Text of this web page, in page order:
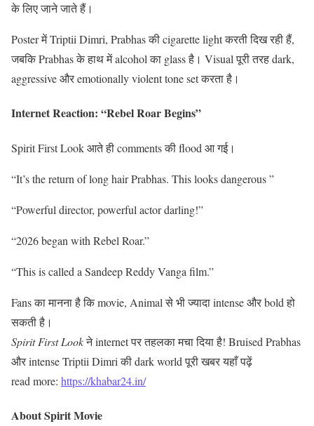
के लिए जाने जाते हैं।
Poster में Triptii Dimri, Prabhas की cigarette light करती दिख रही हैं,
जबकि Prabhas के हाथ में alcohol का glass है। Visual पूरी तरह dark,
aggressive और emotionally violent tone set करता है।
Internet Reaction: “Rebel Roar Begins”
Spirit First Look आते ही comments की flood आ गई।
“It’s the return of long hair Prabhas. This looks dangerous ”
“Powerful director, powerful actor darling!”
“2026 began with Rebel Roar.”
“This is called a Sandeep Reddy Vanga film.”
Fans का मानना है कि movie, Animal से भी ज्यादा intense और bold हो
सकती है।
Spirit First Lookने internet पर तहलका मचा दिया है! Bruised Prabhas
और intense Triptii Dimri की dark world पूरी खबर यहाँ पढ़ें
read more: https://khabar24.in/
About Spirit Movie